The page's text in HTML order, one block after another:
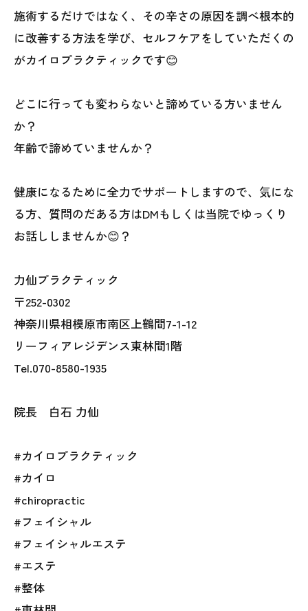
施術するだけではなく、その辛さの原因を調べ根本的
に改善する方法を学び、セルフケアをしていただくの
がカイロプラクティックです😊
どこに行っても変わらないと諦めている方いません
か？
年齢で諦めていませんか？
健康になるために全力でサポートしますので、気にな
る方、質問のだある方はDMもしくは当院でゆっくり
お話ししませんか😊？
力仙プラクティック
〒252-0302
神奈川県相模原市南区上鶴間7-1-12
リーフィアレジデンス東林間1階
Tel.070-8580-1935
院長 白石 力仙
#カイロプラクティック
#カイロ
#chiropractic
#フェイシャル
#フェイシャルエステ
#エステ
#整体